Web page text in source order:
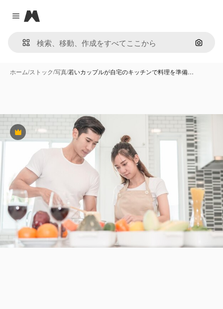
Close menu
Magnific
画像で
ホーム/ストック/写真/若いカップルが自宅のキッチンで料理を準備…
Premium